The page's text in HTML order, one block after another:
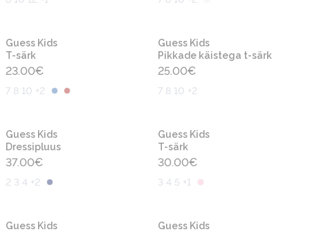
Guess Kids
T-särk
23.00€
7 8 10 +2
Guess Kids
Pikkade käistega t-särk
25.00€
7 8 10 +2
Guess Kids
Dressipluus
37.00€
2 3 4 +2
Guess Kids
T-särk
30.00€
3 4 5 +1
Guess Kids
Guess Kids